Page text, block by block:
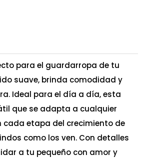
para el guardarropa de tu
suave, brinda comodidad y
Ideal para el día a día, esta
que se adapta a cualquier
cada etapa del crecimiento de
como los ven. Con detalles
a tu pequeño con amor y